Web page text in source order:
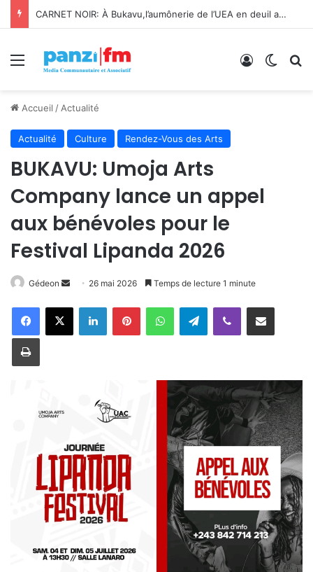
Bukavu : Université Évangélique en Afrique lance le projet A-COD-2026-0110 pour révolutionner sa formation et sa recherche
Menu Connexion
Accueil / Actualité
Actualité Culture Rendez-Vous des Arts
BUKAVU: Umoja Arts
Company lance un appel
aux bénévoles pour le
Festival Lipanda 2026
Gédeon
o
o
u
r
i
l
26 mai 2026 Temps de lecture 1 minute
Telegram